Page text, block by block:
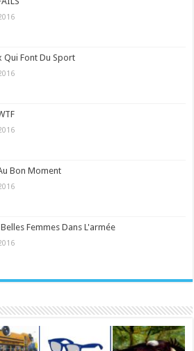
Qui Font Du Sport
Bon Moment
Belles Femmes Dans L'armée